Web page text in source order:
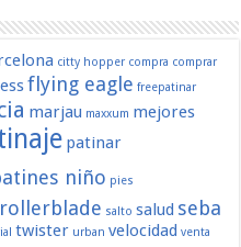
citty hopper compra comprar
flying eagle freepatinar
marjau maxxum mejores
patinar
niño pies
rollerblade salto salud seba
twister urban velocidad venta